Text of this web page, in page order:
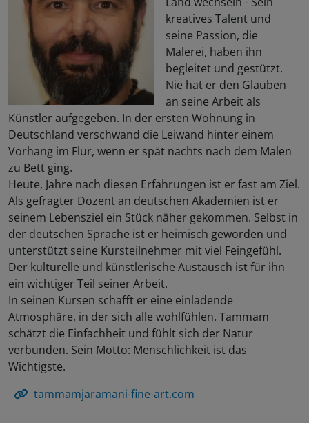
kreatives Talent und
seine Passion, die
Malerei, haben ihn
begleitet und gestützt.
Nie hat er den Glauben
an seine Arbeit als
Künstler aufgegeben. In der ersten Wohnung in
Deutschland verschwand die Leiwand hinter einem
Vorhang im Flur, wenn er spät nachts nach dem Malen
zu Bett ging.
Heute, Jahre nach diesen Erfahrungen ist er fast am Ziel.
Als gefragter Dozent an deutschen Akademien ist er
seinem Lebensziel ein Stück näher gekommen. Selbst in
der deutschen Sprache ist er heimisch geworden und
unterstützt seine Kursteilnehmer mit viel Feingefühl.
Der kulturelle und künstlerische Austausch ist für ihn
ein wichtiger Teil seiner Arbeit.
In seinen Kursen schafft er eine einladende
Atmosphäre, in der sich alle wohlfühlen. Tammam
schätzt die Einfachheit und fühlt sich der Natur
verbunden. Sein Motto: Menschlichkeit ist das
Wichtigste.
tammamjaramani-fine-art.com